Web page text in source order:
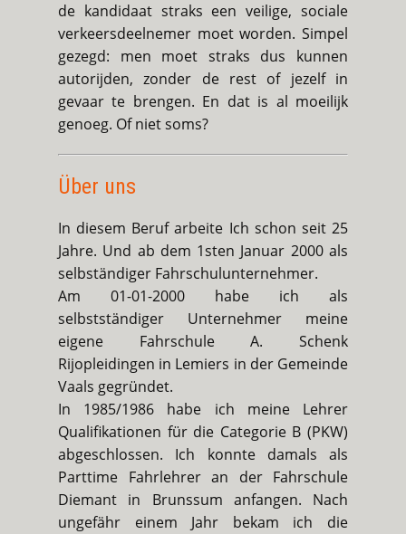
de kandidaat straks een veilige, sociale
verkeersdeelnemer moet worden. Simpel
gezegd: men moet straks dus kunnen
autorijden, zonder de rest of jezelf in
gevaar te brengen. En dat is al moeilijk
genoeg. Of niet soms?
Über uns
In diesem Beruf arbeite Ich schon seit 25
Jahre. Und ab dem 1sten Januar 2000 als
selbständiger Fahrschulunternehmer.
Am 01-01-2000 habe ich als
selbstständiger Unternehmer meine
eigene Fahrschule A. Schenk
Rijopleidingen in Lemiers in der Gemeinde
Vaals gegründet.
In 1985/1986 habe ich meine Lehrer
Qualifikationen für die Categorie B (PKW)
abgeschlossen. Ich konnte damals als
Parttime Fahrlehrer an der Fahrschule
Diemant in Brunssum anfangen. Nach
ungefähr einem Jahr bekam ich die